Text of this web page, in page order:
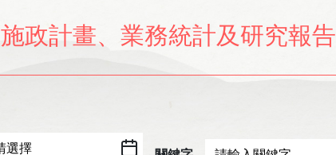
施政計畫、業務統計及研究報告